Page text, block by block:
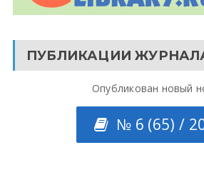
ПУБЛИКАЦИИ
Опубликован новый
№ 6 (65) /